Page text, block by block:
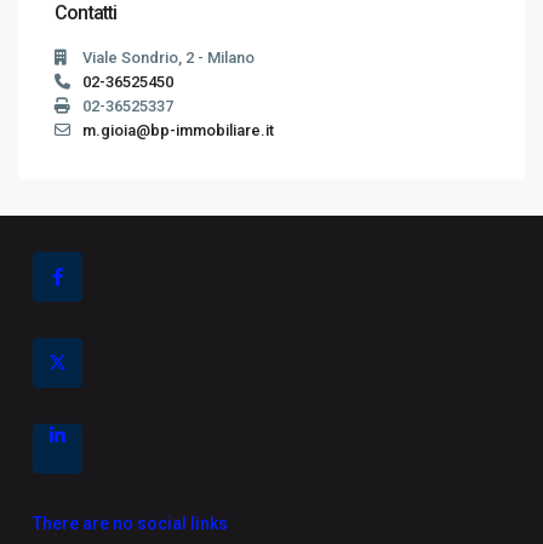
Contatti
Viale Sondrio, 2 - Milano
02-36525450
02-36525337
m.gioia@bp-immobiliare.it
There are no social links